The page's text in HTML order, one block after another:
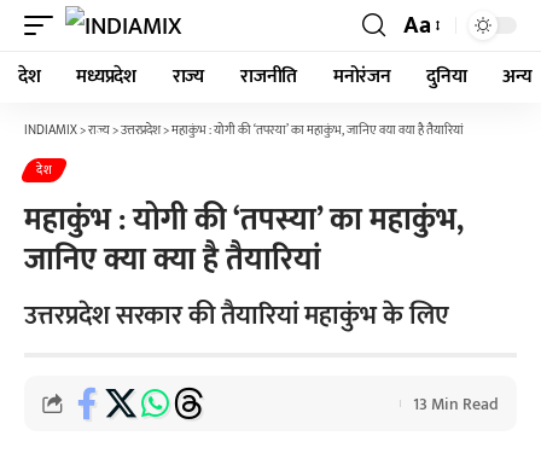
Aa
देश मध्यप्रदेश राज्य राजनीति मनोरंजन दुनिया अन्य
INDIAMIX>राज्य>उत्तरप्रदेश>महाकुंभ : योगी की ‘तपस्या’ का महाकुंभ, जानिए क्या क्या है तैयारियां
देश
महाकुंभ : योगी की ‘तपस्या’ का महाकुंभ,
जानिए क्या क्या है तैयारियां
उत्तरप्रदेश सरकार की तैयारियां महाकुंभ के लिए
13 Min Read